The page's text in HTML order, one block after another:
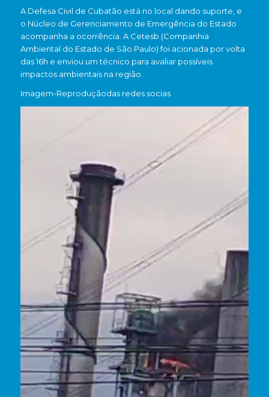
A Defesa Civil de Cubatão está no local dando suporte, e
o Núcleo de Gerenciamento de Emergência do Estado
acompanha a ocorrência. A Cetesb (Companhia
Ambiental do Estado de São Paulo) foi acionada por volta
das 16h e enviou um técnico para avaliar possíveis
impactos ambientais na região.
Imagem-Reproduçãodas redes socias